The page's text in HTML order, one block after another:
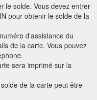
le solde. Vous devez entrer
pour obtenir le solde de la
d'assistance du
de la carte. Vous pouvez
sera imprimé sur la
de la carte peut être